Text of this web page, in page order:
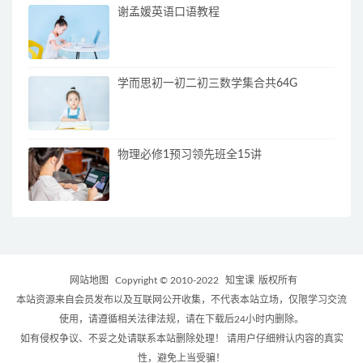
谢孟媛英语口语教程
学而思初一初二初三数学集合共64G
物理必修1预习领先班全15讲
网站地图 Copyright © 2010-2022 知宝课 版权所有
本站资源来自会员发布以及互联网公开收集，不代表本站立场，仅限学习交流
使用，请遵循相关法律法规，请在下载后24小时内删除。
如有侵权争议、不妥之处请联系本站删除处理！ 请用户仔细辨认内容的真实
性，避免上当受骗！